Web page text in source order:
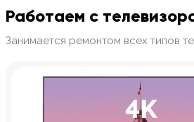
Работаем с
Занимается ремонтом всех типов